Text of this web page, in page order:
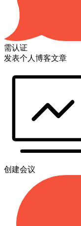
需认证
发表个人博客文章
创建会议